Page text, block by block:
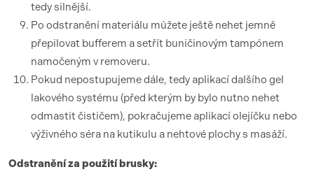
tedy silnější.
Po odstranění materiálu můžete ještě nehet jemně
přepilovat bufferem a setřít buničinovým tampónem
namočeným v removeru.
Pokud nepostupujeme dále, tedy aplikací dalšího gel
lakového systému (před kterým by bylo nutno nehet
odmastit čističem), pokračujeme aplikací olejíčku nebo
výživného séra na kutikulu a nehtové plochy s masáží.
Odstranění za použití brusky: